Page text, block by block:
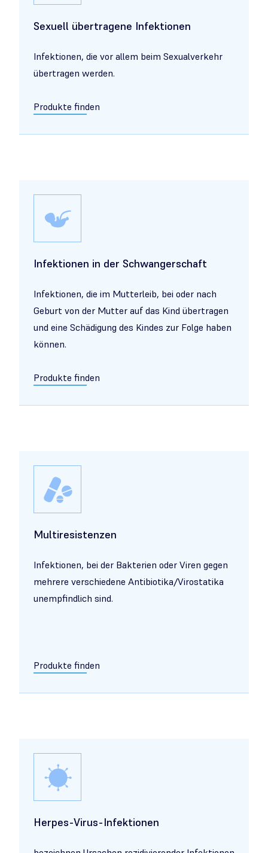
Sexuell übertragene Infektionen
Infektionen, die vor allem beim Sexualverkehr
übertragen werden.
Produkte finden
Infektionen in der Schwangerschaft
Infektionen, die im Mutterleib, bei oder nach
Geburt von der Mutter auf das Kind übertragen
und eine Schädigung des Kindes zur Folge haben
können.
Produkte finden
Multiresistenzen
Infektionen, bei der Bakterien oder Viren gegen
mehrere verschiedene Antibiotika/Virostatika
unempfindlich sind.
Produkte finden
Herpes-Virus-Infektionen